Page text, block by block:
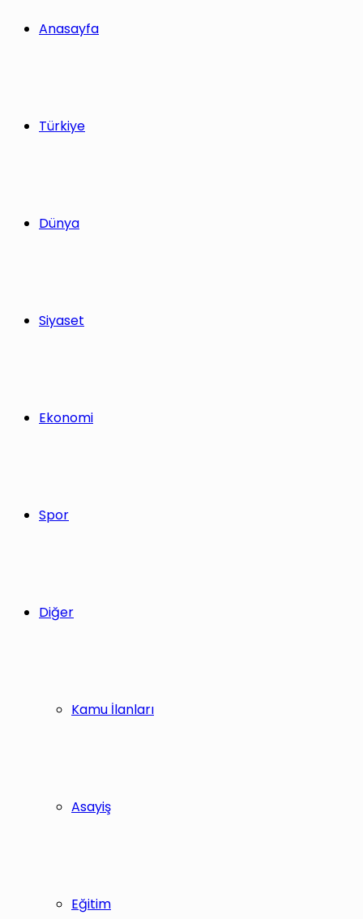
Anasayfa
Türkiye
Dünya
Siyaset
Ekonomi
Spor
Diğer
Kamu İlanları
Asayiş
Eğitim